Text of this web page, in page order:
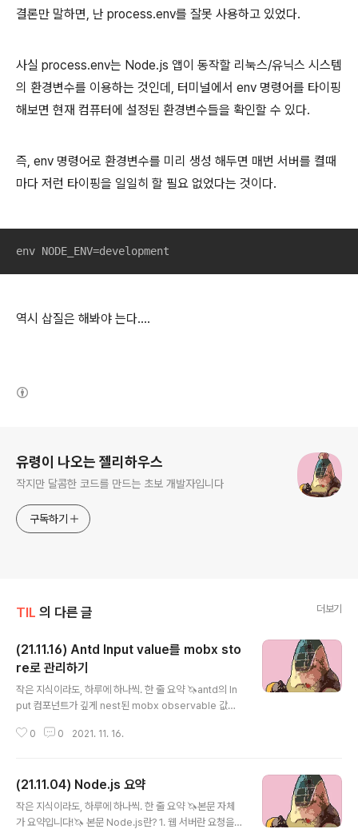
결론만 말하면, 난 process.env를 잘못 사용하고 있었다.
사실 process.env는 Node.js 앱이 동작할 리눅스/유닉스 시스템
의 환경변수를 이용하는 것인데, 터미널에서 env 명령어를 타이핑
해보면 현재 컴퓨터에 설정된 환경변수들을 확인할 수 있다.
즉, env 명령어로 환경변수를 미리 생성 해두면 매번 서버를 켤때
마다 저런 타이핑을 일일히 할 필요 없었다는 것이다.
env NODE_ENV=development
역시 삽질은 해봐야 는다....
유령이 나오는 젤리하우스
작지만 달콤한 코드를 만드는 초보 개발자입니다
구독하기
TIL 의 다른 글 더보기
(21.11.16) Antd Input value를 mobx sto
re로 관리하기
작은 지식이라도, 하루에 하나씩. 한 줄 요약 🦄antd의 In
put 컴포넌트가 깊게 nest된 mobx observable 값을
시에 사용한다면, React.state를 사용하거나, Form 컴포
를 저장할 수 있게 하는 Input 요소 넣기 엊그제 회사에서
개발 요청이 들어왔다. 내용은 다른게아니라, 관리자 계정
이 열람할 수 있는 테이블에 회원들의 등록지를 수기로 입
0 0 2021. 11. 16.
(21.11.04) Node.js 요약
작은 지식이라도, 하루에 하나씩. 한 줄 요약 🦄본문 자체
가 요약입니다!🦄 본문 Node.js란? 1. 웹 서버란 요청을